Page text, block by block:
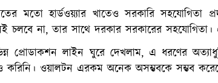
মতো হার্ডওয়্যার খাতেও সরকারি সহযোগিতা
চলবে না, তার সাথে দরকার সরকারের
প্রোডাকশন লাইন ঘুরে দেখলাম, এ ধরণের
করিনি। ওয়ালটন এরকম অনেক অসম্ভবকে সম্ভব